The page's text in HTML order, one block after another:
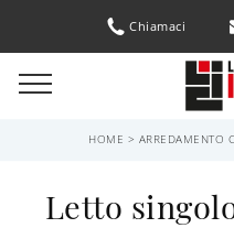
Chiamaci
HOME > ARREDAMENTO
Letto